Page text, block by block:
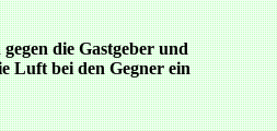
die Gastgeber und
Luft bei den Gegner ein